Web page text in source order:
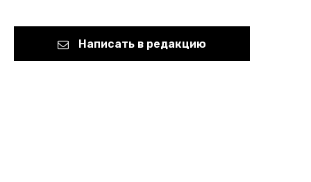
Написать в редакцию